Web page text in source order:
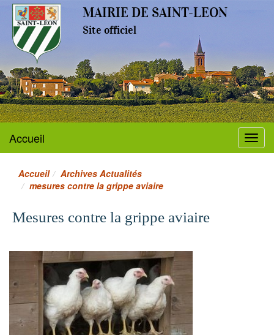
MAIRIE DE SAINT-LEON
Site officiel
Menu
Accueil
Accueil
Archives Actualités
mesures contre la grippe aviaire
Mesures contre la grippe aviaire